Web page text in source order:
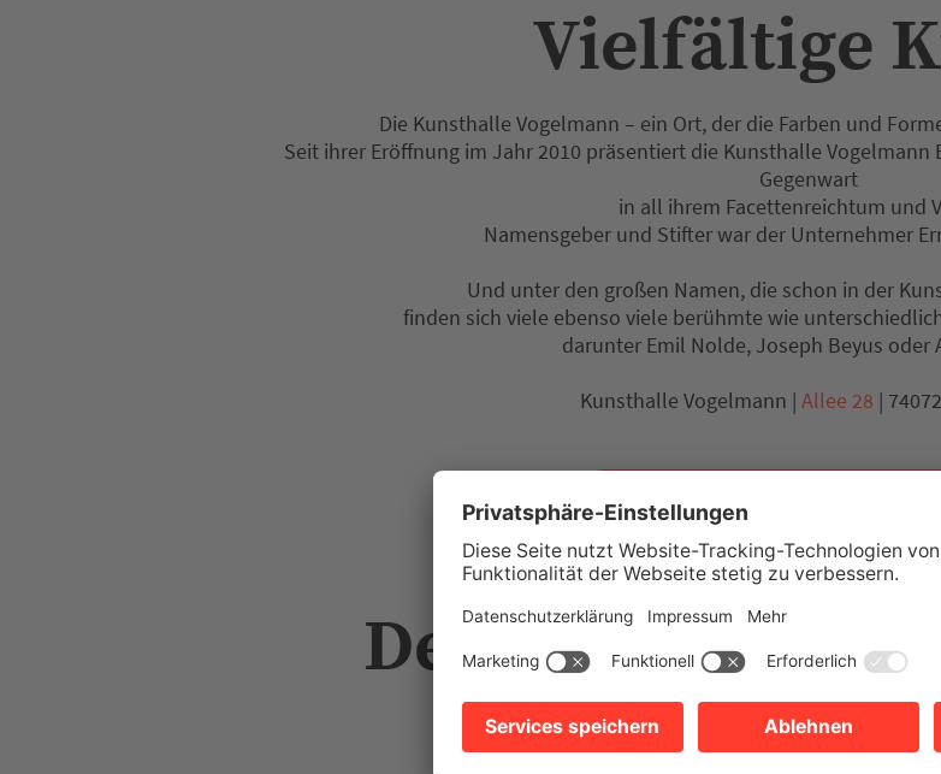
Vielfältige
Die Kunsthalle Vogelmann – ein Ort, der die Farben und
Seit ihrer Eröffnung im Jahr 2010 präsentiert die Kunsthalle
Gegenwart
in all ihrem Facettenreichtum und
Namensgeber und Stifter war der Unternehmer
Und unter den großen Namen, die schon in der
finden sich viele ebenso viele berühmte wie
darunter Emil Nolde, Joseph Beyus oder
Kunsthalle Vogelmann | Allee 28 |
MEHR ZUR KUNSTHALLE
Der Heilbronner
Tipp